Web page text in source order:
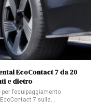
EcoContact 7 da 20
e dietro
l’equipaggiamento
7 sulla…